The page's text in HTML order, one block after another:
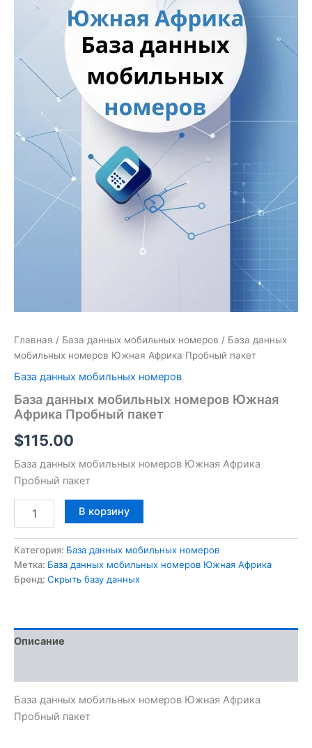
Главная / База данных мобильных номеров / База данных
мобильных номеров Южная Африка Пробный пакет
База данных мобильных номеров
База данных мобильных номеров Южная
Африка Пробный пакет
$115.00
База данных мобильных номеров Южная Африка
Пробный пакет
В корзину
Категория: База данных мобильных номеров
Метка: База данных мобильных номеров Южная Африка
Бренд: Скрыть базу данных
Описание
База данных мобильных номеров Южная Африка
Пробный пакет